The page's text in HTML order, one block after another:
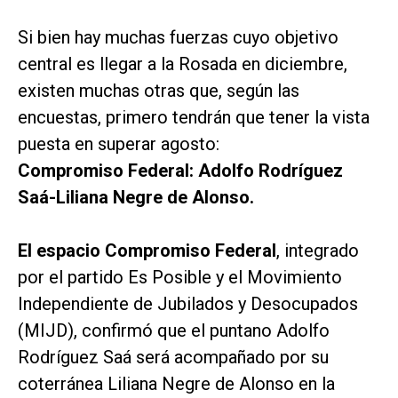
Si bien hay muchas fuerzas cuyo objetivo
central es llegar a la Rosada en diciembre,
existen muchas otras que, según las
encuestas, primero tendrán que tener la vista
puesta en superar agosto:
Compromiso Federal: Adolfo Rodríguez
Saá-Liliana Negre de Alonso.
El espacio Compromiso Federal, integrado
por el partido Es Posible y el Movimiento
Independiente de Jubilados y Desocupados
(MIJD), confirmó que el puntano Adolfo
Rodríguez Saá será acompañado por su
coterránea Liliana Negre de Alonso en la